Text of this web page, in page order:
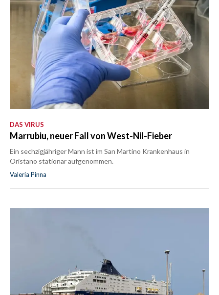
DAS VIRUS
Marrubiu, neuer Fall von West-Nil-Fieber
Ein sechzigjähriger Mann ist im San Martino Krankenhaus in
Oristano stationär aufgenommen.
Valeria Pinna